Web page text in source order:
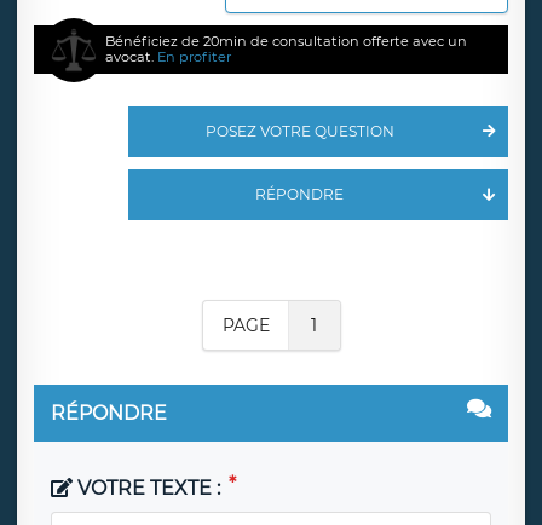
Bénéficiez de 20min de consultation offerte avec un
avocat. En profiter
POSEZ VOTRE QUESTION
RÉPONDRE
PAGE 1
RÉPONDRE
VOTRE TEXTE :